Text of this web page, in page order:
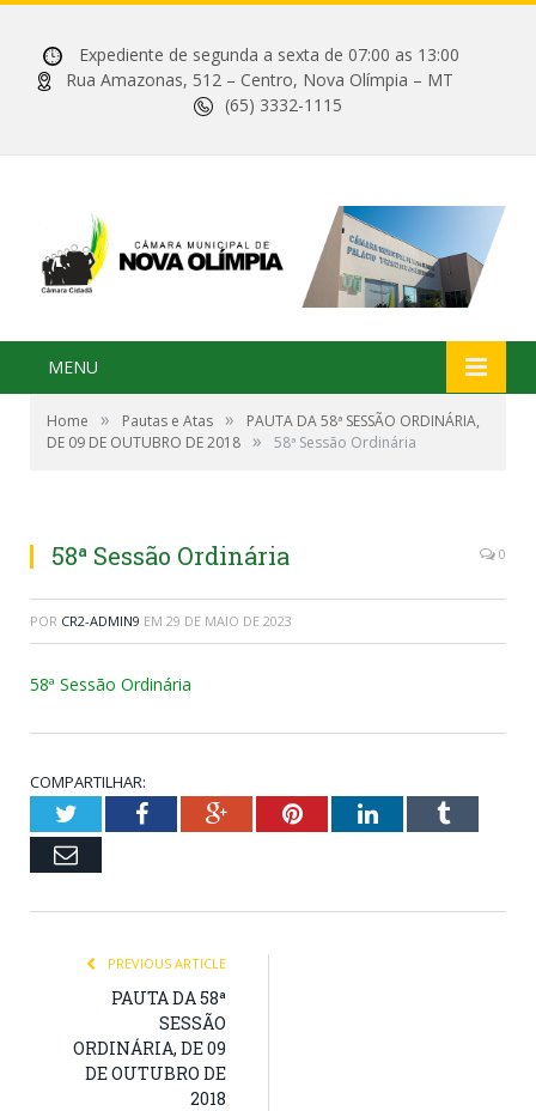
Expediente de segunda a sexta de 07:00 as 13:00
Rua Amazonas, 512 – Centro, Nova Olímpia – MT
(65) 3332-1115
MENU
Home » Pautas e Atas »
PAUTA DA 58ª SESSÃO ORDINÁRIA,
DE 09 DE OUTUBRO DE 2018 » 58ª Sessão Ordinária
58ª Sessão Ordinária 0
POR CR2-ADMIN9 EM 29 DE MAIO DE 2023
58ª Sessão Ordinária
COMPARTILHAR:
TwitterFacebookGoogle+PinterestLinkedInTumblr
Email
PREVIOUS ARTICLE
PAUTA DA 58ª
SESSÃO
ORDINÁRIA, DE 09
DE OUTUBRO DE
2018